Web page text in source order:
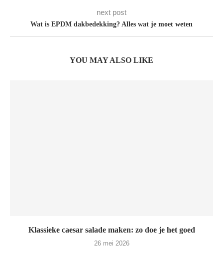
next post
Wat is EPDM dakbedekking? Alles wat je moet weten
YOU MAY ALSO LIKE
Klassieke caesar salade maken: zo doe je het goed
26 mei 2026